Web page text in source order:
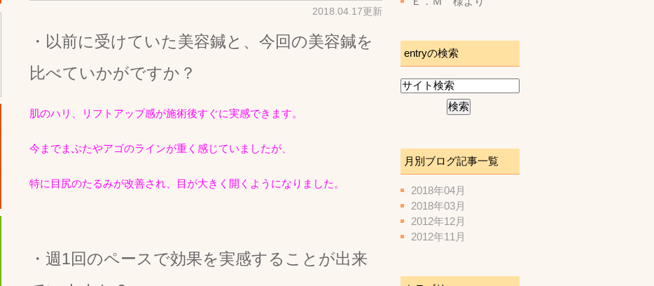
2018.04.17更新
・以前に受けていた美容鍼と、今回の美容鍼を
比べていかがですか？
肌のハリ、リフトアップ感が施術後すぐに実感できます。
今までまぶたやアゴのラインが重く感じていましたが、
特に目尻のたるみが改善され、目が大きく開くようになりました。
・週1回のペースで効果を実感することが出来
entryの検索
月別ブログ記事一覧
2018年04月
2018年03月
2012年12月
2012年11月